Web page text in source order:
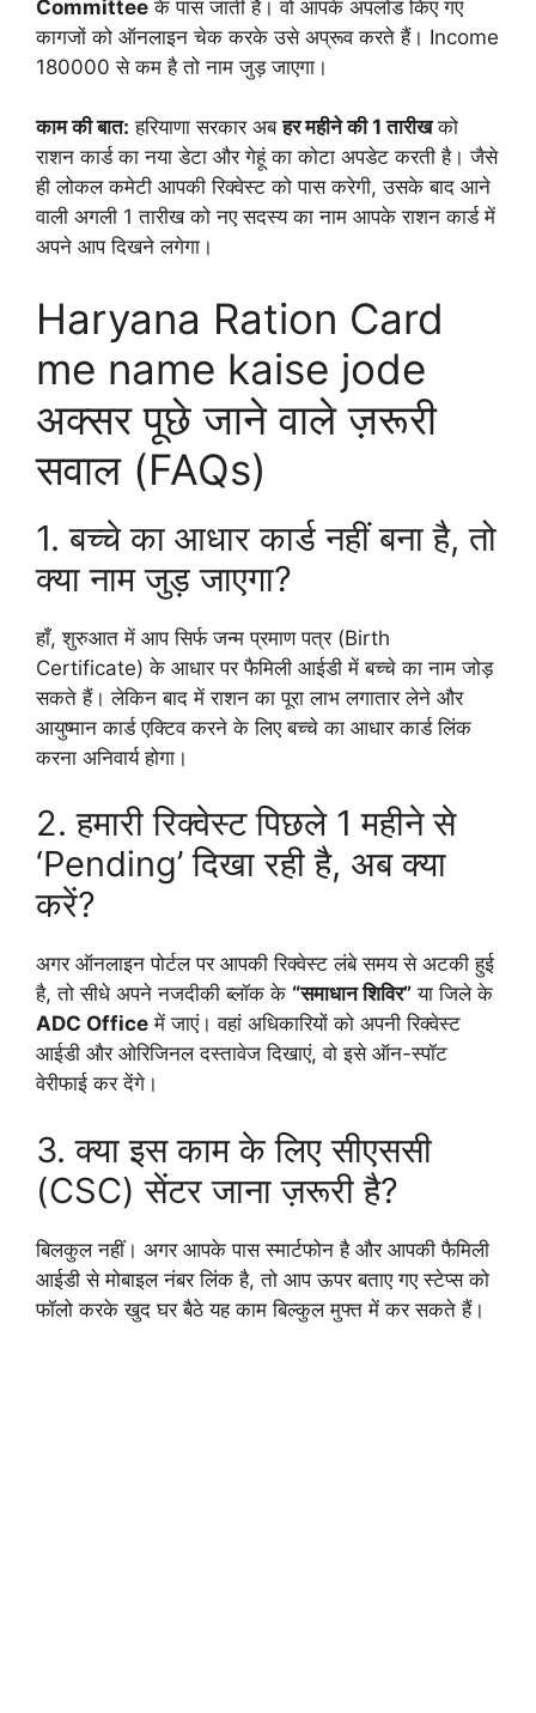
Committee के पास जाती है। वो आपके अपलोड किए गए
कागजों को ऑनलाइन चेक करके उसे अप्रूव करते हैं। Income
180000 से कम है तो नाम जुड़ जाएगा।
काम की बात: हरियाणा सरकार अबहर महीने की 1 तारीखको
राशन कार्ड का नया डेटा और गेहूं का कोटा अपडेट करती है। जैसे
ही लोकल कमेटी आपकी रिक्वेस्ट को पास करेगी, उसके बाद आने
वाली अगली 1 तारीख को नए सदस्य का नाम आपके राशन कार्ड में
अपने आप दिखने लगेगा।
Haryana Ration Card
me name kaise jode
अक्सर पूछे जाने वाले ज़रूरी
सवाल (FAQs)
1. बच्चे का आधार कार्ड नहीं बना है, तो
क्या नाम जुड़ जाएगा?
हाँ, शुरुआत में आप सिर्फ जन्म प्रमाण पत्र (Birth
Certificate) के आधार पर फैमिली आईडी में बच्चे का नाम जोड़
सकते हैं। लेकिन बाद में राशन का पूरा लाभ लगातार लेने और
आयुष्मान कार्ड एक्टिव करने के लिए बच्चे का आधार कार्ड लिंक
करना अनिवार्य होगा।
2. हमारी रिक्वेस्ट पिछले 1 महीने से
‘Pending’ दिखा रही है, अब क्या
करें?
अगर ऑनलाइन पोर्टल पर आपकी रिक्वेस्ट लंबे समय से अटकी हुई
है, तो सीधे अपने नजदीकी ब्लॉक के “समाधान शिविर” या जिले के
ADC Office में जाएं। वहां अधिकारियों को अपनी रिक्वेस्ट
आईडी और ओरिजिनल दस्तावेज दिखाएं, वो इसे ऑन-स्पॉट
वेरीफाई कर देंगे।
3. क्या इस काम के लिए सीएससी
(CSC) सेंटर जाना ज़रूरी है?
बिलकुल नहीं। अगर आपके पास स्मार्टफोन है और आपकी फैमिली
आईडी से मोबाइल नंबर लिंक है, तो आप ऊपर बताए गए स्टेप्स को
फॉलो करके खुद घर बैठे यह काम बिल्कुल मुफ्त में कर सकते हैं।